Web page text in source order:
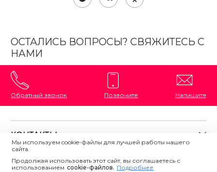
ОСТАЛИСЬ ВОПРОСЫ? СВЯЖИТЕСЬ С
НАМИ
Обратный звонок Позвоните Напишите
КОНТАКТЫ
8 (800) 333-87-72
Напишите нам
ПОЛЕЗНАЯ ИНФОРМАЦИЯ
Мы используем cookie-файлы для лучшей работы нашего
сайта.
Продолжая использовать этот сайт, вы соглашаетесь с
использованием сookie-файлов. Подробнее